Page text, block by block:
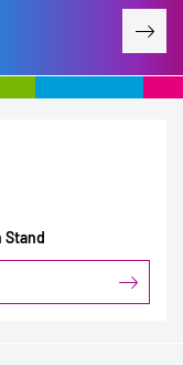
Stand